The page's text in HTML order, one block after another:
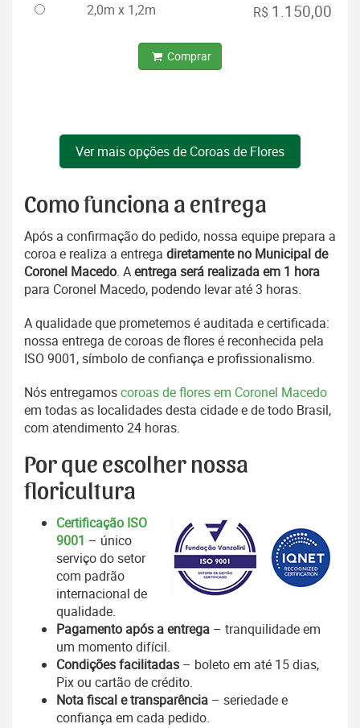
2,0m x 1,2m R$ 1.150,00
Comprar
Ver mais opções de Coroas de Flores
Como funciona a entrega
Após a confirmação do pedido, nossa equipe prepara a
coroa e realiza a entrega diretamente no Municipal de
Coronel Macedo. Aentrega será realizada em 1 hora
para Coronel Macedo, podendo levar até 3 horas.
A qualidade que prometemos é auditada e certificada:
nossa entrega de coroas de flores é reconhecida pela
ISO 9001, símbolo de confiança e profissionalismo.
Nós entregamoscoroas de flores em Coronel Macedo
em todas as localidades desta cidade e de todo Brasil,
com atendimento 24 horas.
Por que escolher nossa
floricultura
Certificação ISO
9001 – único
serviço do setor
com padrão
internacional de
qualidade.
Pagamento após a entrega – tranquilidade em
um momento difícil.
Condições facilitadas – boleto em até 15 dias,
Pix ou cartão de crédito.
Nota fiscal e transparência – seriedade e
confiança em cada pedido.